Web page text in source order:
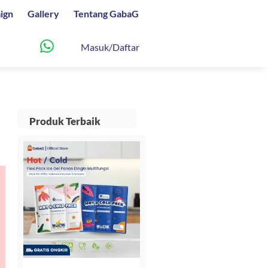
Gallery Tentang GabaG
Masuk/Daftar
Produk Terbaik